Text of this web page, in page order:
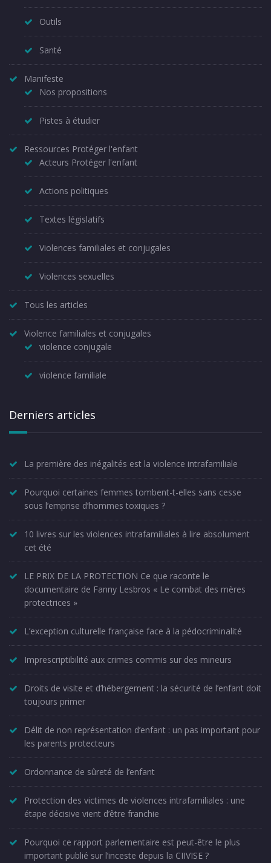
Outils
Santé
Manifeste
Nos propositions
Pistes à étudier
Ressources Protéger l'enfant
Acteurs Protéger l'enfant
Actions politiques
Textes législatifs
Violences familiales et conjugales
Violences sexuelles
Tous les articles
Violence familiales et conjugales
violence conjugale
violence familiale
Derniers articles
La première des inégalités est la violence intrafamiliale
Pourquoi certaines femmes tombent-t-elles sans cesse
sous l’emprise d’hommes toxiques ?
10 livres sur les violences intrafamiliales à lire absolument
cet été
LE PRIX DE LA PROTECTION Ce que raconte le
documentaire de Fanny Lesbros « Le combat des mères
protectrices »
L’exception culturelle française face à la pédocriminalité
Imprescriptibilité aux crimes commis sur des mineurs
Droits de visite et d’hébergement : la sécurité de l’enfant doit
toujours primer
Délit de non représentation d’enfant : un pas important pour
les parents protecteurs
Ordonnance de sûreté de l’enfant
Protection des victimes de violences intrafamiliales : une
étape décisive vient d’être franchie
Pourquoi ce rapport parlementaire est peut-être le plus
important publié sur l’inceste depuis la CIIVISE ?